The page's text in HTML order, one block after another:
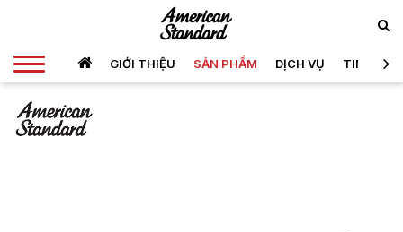
GIỚI THIỆU SẢN PHẨM DỊCH VỤ TIN TỨC